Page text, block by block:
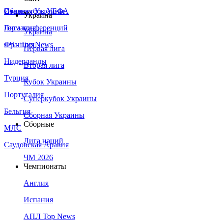
Сборная Украины
Италия
Германия
Франция
Нидерланды
Турция
Португалия
Бельгия
МЛС
Саудовская Аравия
Суперкубок УЕФА
Лига конференций
ЛЧ - Top News
Украина
Украина
Первая лига
Вторая лига
Кубок Украины
Суперкубок Украины
Сборная Украины
Сборные
Лига наций
ЧМ 2026
Чемпионаты
Англия
Испания
АПЛ Top News